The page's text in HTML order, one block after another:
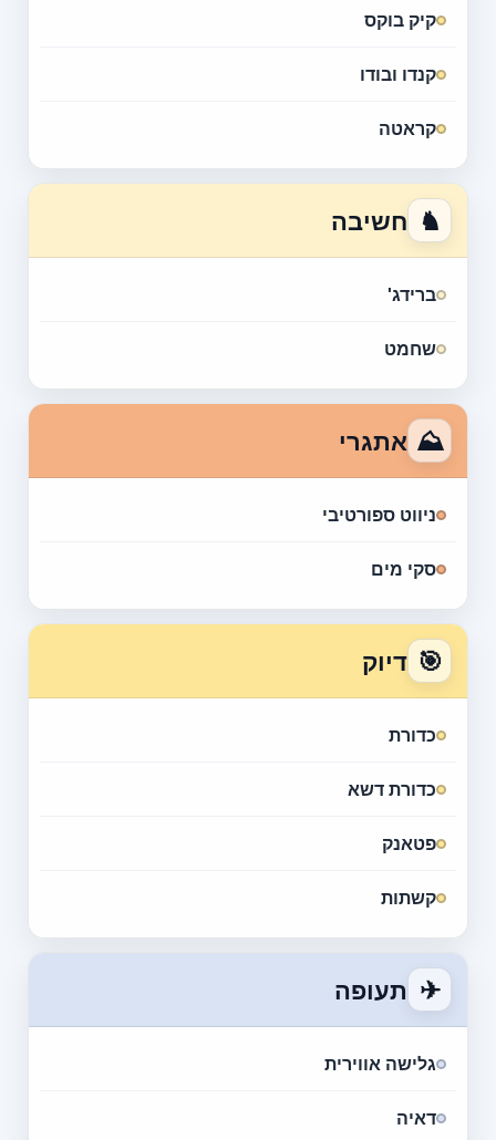
קיק בוקס
קנדו ובודו
קראטה
♞ חשיבה
ברידג'
שחמט
⛰ אתגרי
ניווט ספורטיבי
סקי מים
🎯 דיוק
כדורת
כדורת דשא
פטאנק
קשתות
✈ תעופה
גלישה אווירית
דאיה